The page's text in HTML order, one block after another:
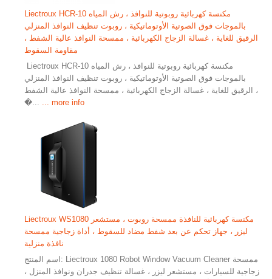
Liectroux HCR-10 مكنسة كهربائية روبوتية للنوافذ ، رش المياه
بالموجات فوق الصوتية الأوتوماتيكية ، روبوت تنظيف النوافذ المنزلي
الرقيق للغاية ، غسالة الزجاج الكهربائية ، ممسحة النوافذ عالية الشفط ،
مقاومة السقوط
​ Liectroux HCR-10 مكنسة كهربائية روبوتية للنوافذ ، رش المياه
بالموجات فوق الصوتية الأوتوماتيكية ، روبوت تنظيف النوافذ المنزلي
الرقيق للغاية ، غسالة الزجاج الكهربائية ، ممسحة النوافذ عالية الشفط ،
�...
... more info
Liectroux WS1080 مكنسة كهربائية للنافذة ممسحة روبوت ، مستشعر
ليزر ، جهاز تحكم عن بعد شفط مضاد للسقوط ، أداة زجاجية ممسحة
نافذة منزلية
اسم المنتج: Liectroux 1080 Robot Window Vacuum Cleaner ممسحة
زجاجية للسيارات ، مستشعر ليزر ، غسالة تنظيف جدران ونوافذ المنزل ،